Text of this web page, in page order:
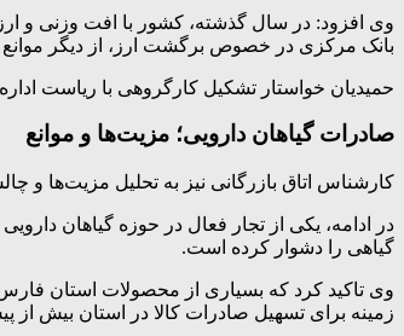
بانک مرکزی در خصوص برگشت ارز، از دیگر
حمیدیان خواستار تشکیل کارگروهی با ریاست
صادرات گیاهان دارویی؛ مزیت‌ها و موانع
کارشناس اتاق بازرگانی نیز به تحلیل مزیت‌ها و
در ادامه، یکی از تجار فعال در حوزه گیاهان
گیاهی را دشوار کرده است.
وی تاکید کرد که بسیاری از محصولات استان
زمینه برای تسهیل صادرات کالا در استان بیش